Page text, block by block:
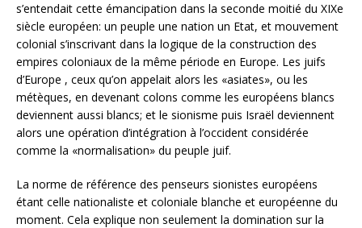
s’entendait cette émancipation dans la seconde moitié du XIXe
siècle européen: un peuple une nation un Etat, et mouvement
colonial s’inscrivant dans la logique de la construction des
empires coloniaux de la même période en Europe. Les juifs
d’Europe , ceux qu’on appelait alors les «asiates», ou les
métèques, en devenant colons comme les européens blancs
deviennent aussi blancs; et le sionisme puis Israël deviennent
alors une opération d’intégration à l’occident considérée
comme la «normalisation» du peuple juif.
La norme de référence des penseurs sionistes européens
étant celle nationaliste et coloniale blanche et européenne du
moment. Cela explique non seulement la domination sur la